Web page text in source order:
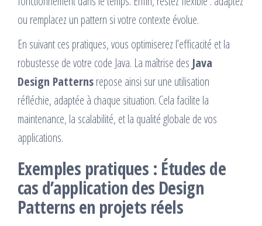
ou remplacez un pattern si votre contexte évolue.
En suivant ces pratiques, vous optimiserez l’efficacité et la
robustesse de votre code Java. La maîtrise des Java
Design Patternsrepose ainsi sur une utilisation
réfléchie, adaptée à chaque situation. Cela facilite la
maintenance, la scalabilité, et la qualité globale de vos
applications.
Exemples pratiques : Études de
cas d’application des Design
Patterns en projets réels